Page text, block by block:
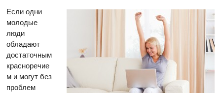
Если одни
молодые
люди
обладают
достаточным
красноречие
м и могут без
проблем